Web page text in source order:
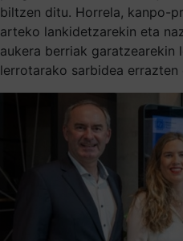
biltzen ditu. Horrela, kanpo-
arteko lankidetzarekin eta
aukera berriak garatzearekin
lerrotarako sarbidea errazten